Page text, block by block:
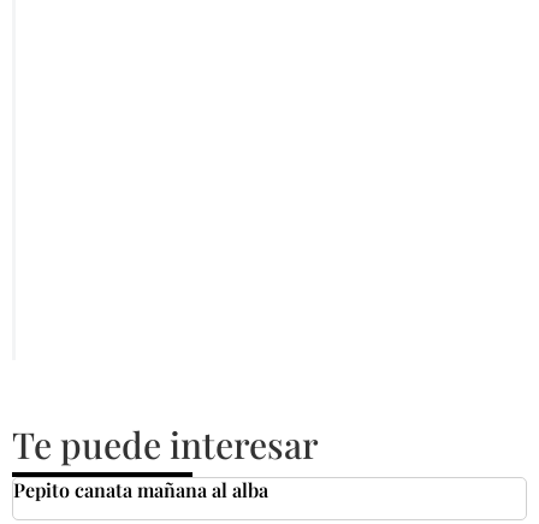
Te puede interesar
Pepito canata mañana al alba